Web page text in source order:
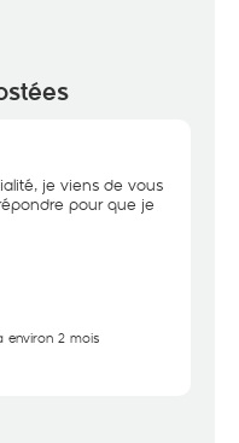
je viens de vous
pour que je
environ 2 mois